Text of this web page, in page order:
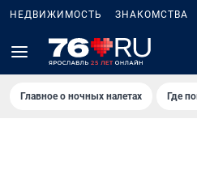
НЕДВИЖИМОСТЬ ЗНАКОМСТВА
Главное о ночных налетах Где